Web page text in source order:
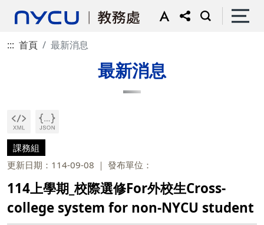
::: 首頁 最新消息
最新消息
課務組
更新日期：114-09-08
發布單位：
114上學期_校際選修For外校生Cross-
college system for non-NYCU student